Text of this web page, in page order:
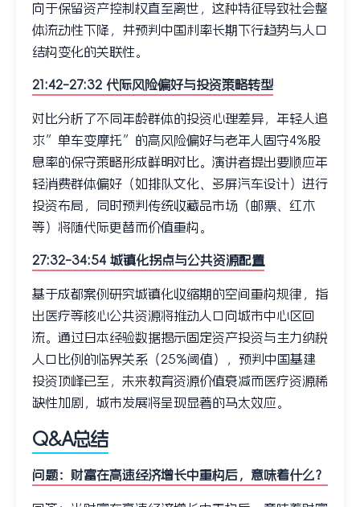
向于保留资产控制权直至离世，这种特征导致社会整
体流动性下降，并预判中国利率长期下行趋势与人口
结构变化的关联性。
21:42-27:32 代际风险偏好与投资策略转型
对比分析了不同年龄群体的投资心理差异，年轻人追
求”单车变摩托”的高风险偏好与老年人固守4%股
息率的保守策略形成鲜明对比。演讲者提出要顺应年
轻消费群体偏好（如排队文化、多屏汽车设计）进行
投资布局，同时预判传统收藏品市场（邮票、红木
等）将随代际更替而价值重构。
27:32-34:54 城镇化拐点与公共资源配置
基于成都案例研究城镇化收缩期的空间重构规律，指
出医疗等核心公共资源将推动人口向城市中心区回
流。通过日本经验数据揭示固定资产投资与主力纳税
人口比例的临界关系（25%阈值），预判中国基建
投资顶峰已至，未来教育资源价值衰减而医疗资源稀
缺性加剧，城市发展将呈现显著的马太效应。
Q&A总结
问题：财富在高速经济增长中重构后，意味着什么？